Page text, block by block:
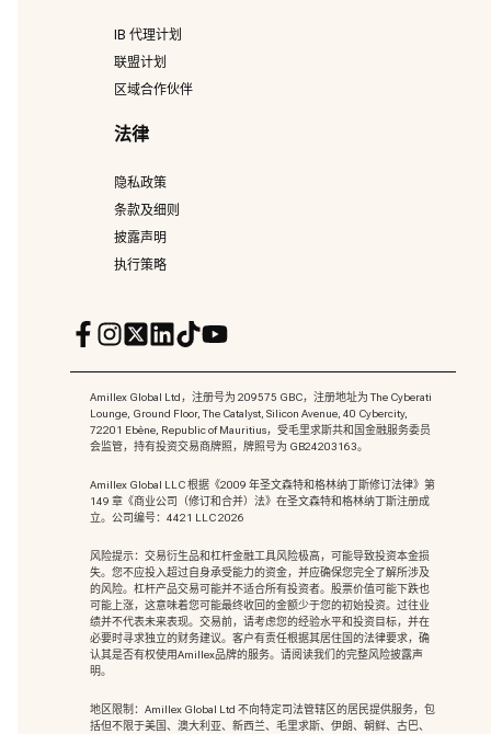
IB 代理计划
联盟计划
区域合作伙伴
法律
隐私政策
条款及细则
披露声明
执行策略
Amillex Global Ltd，注册号为 209575 GBC，注册地址为 The Cyberati
Lounge, Ground Floor, The Catalyst, Silicon Avenue, 40 Cybercity,
72201 Ebène, Republic of Mauritius，受毛里求斯共和国金融服务委员
会监管，持有投资交易商牌照，牌照号为 GB24203163。
Amillex Global LLC 根据《2009 年圣文森特和格林纳丁斯修订法律》第
149 章《商业公司（修订和合并）法》在圣文森特和格林纳丁斯注册成
立。公司编号：4421 LLC 2026
风险提示：交易衍生品和杠杆金融工具风险极高，可能导致投资本金损
失。您不应投入超过自身承受能力的资金，并应确保您完全了解所涉及
的风险。杠杆产品交易可能并不适合所有投资者。股票价值可能下跌也
可能上涨，这意味着您可能最终收回的金额少于您的初始投资。过往业
绩并不代表未来表现。交易前，请考虑您的经验水平和投资目标，并在
必要时寻求独立的财务建议。客户有责任根据其居住国的法律要求，确
认其是否有权使用Amillex品牌的服务。请阅读我们的完整风险披露声
明。
地区限制：Amillex Global Ltd 不向特定司法管辖区的居民提供服务，包
括但不限于美国、澳大利亚、新西兰、毛里求斯、伊朗、朝鲜、古巴、